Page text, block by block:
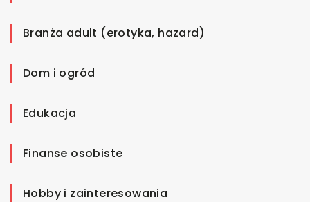
Branża adult (erotyka, hazard)
Dom i ogród
Edukacja
Finanse osobiste
Hobby i zainteresowania